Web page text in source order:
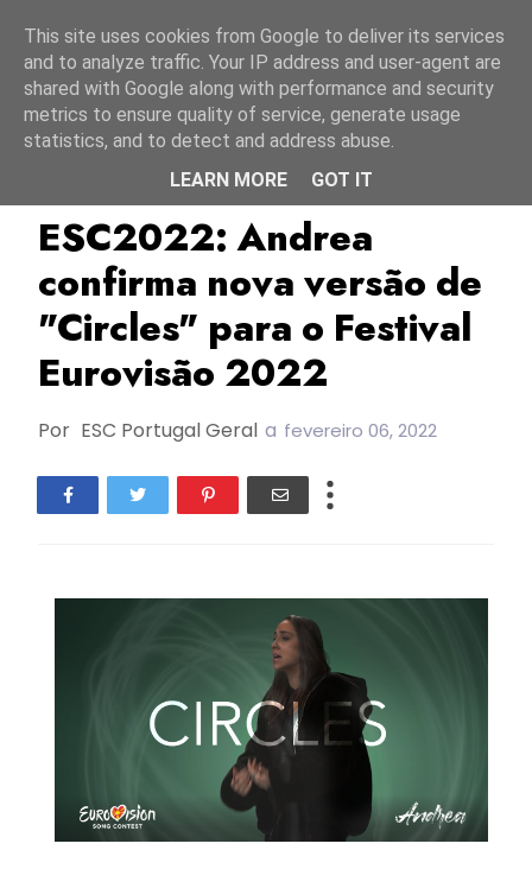
ESC2022 Macedónia Do Norte
ESC2022: Andrea
confirma nova versão de
"Circles" para o Festival
Eurovisão 2022
Por ESC Portugal Geral a fevereiro 06, 2022
This site uses cookies from Google to deliver its services
and to analyze traffic. Your IP address and user-agent are
shared with Google along with performance and security
metrics to ensure quality of service, generate usage
statistics, and to detect and address abuse.
LEARN MORE
GOT IT